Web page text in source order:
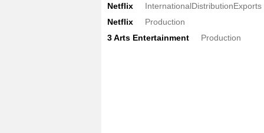
Netflix
InternationalDistributionExports
Netflix
Production
3 Arts Entertainment
Production